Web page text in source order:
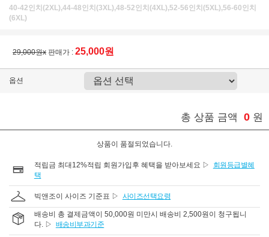
40-42인치(2XL),44-48인치(3XL),48-52인치(4XL),52-56인치(5XL),56-60인치
(6XL)
29,000원x 판매가 : 25,000원
옵션
총 상품 금액 0 원
상품이 품절되었습니다.
적립금 최대12%적립 회원가입후 혜택을 받아보세요 ▷
회원등급별혜
택
빅앤조이 사이즈 기준표 ▷ 사이즈선택요령
배송비 총 결제금액이 50,000원 미만시 배송비 2,500원이 청구됩니
다. ▷ 배송비부과기준